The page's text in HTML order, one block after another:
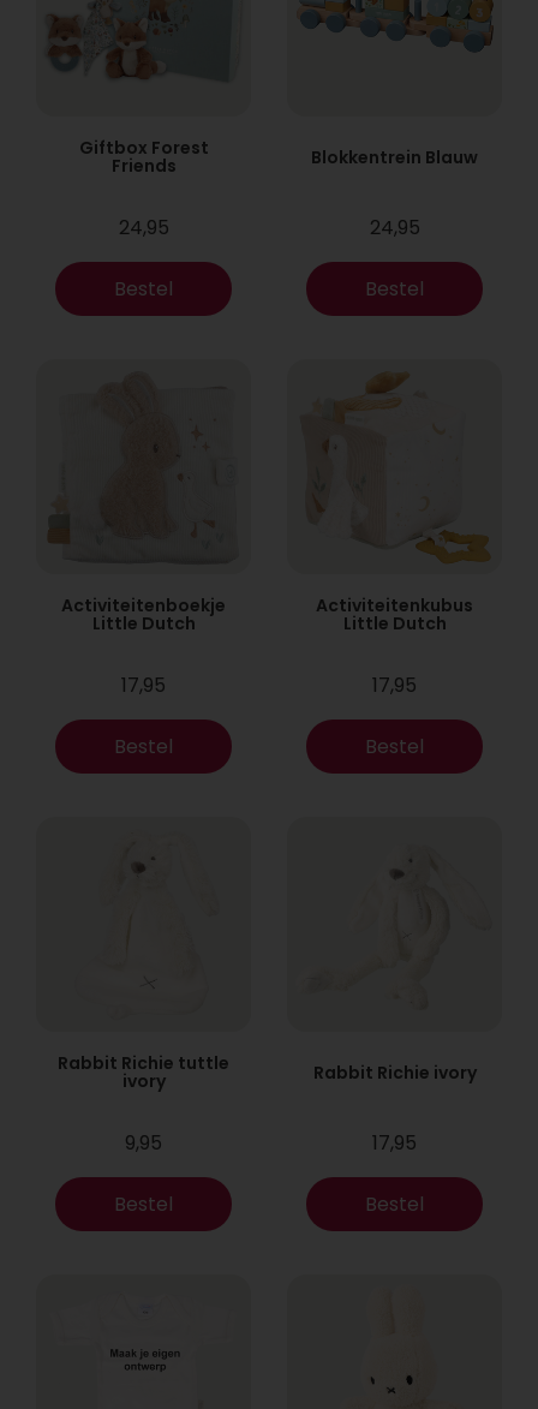
Giftbox Forest
Friends
24,95
Bestel
Blokkentrein Blauw
24,95
Bestel
Activiteitenboekje
Little Dutch
17,95
Bestel
Activiteitenkubus
Little Dutch
17,95
Bestel
Rabbit Richie tuttle
ivory
9,95
Bestel
Rabbit Richie ivory
17,95
Bestel